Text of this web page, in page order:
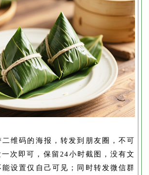
维码的海报，转发到朋友圈，不可
一次即可，保留24小时截图，没有文
设置仅自己可见；同时转发微信群